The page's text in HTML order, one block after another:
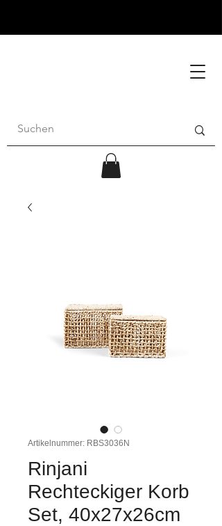
Artikelnummer: RBS3036N
Rinjani
Rechteckiger Korb
Set, 40x27x26cm